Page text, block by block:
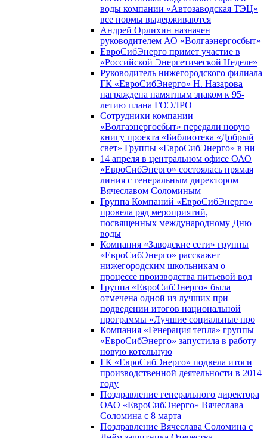
воды компании «Автозаводская ТЭЦ»
все нормы выдерживаются
Андрей Орлихин назначен
руководителем АО «Волгаэнергосбыт»
ЕвроСибЭнерго примет участие в
«Российской Энергетической Неделе»
Руководитель нижегородского филиала
ГК «ЕвроСибЭнерго» Н. Назарова
награждена памятным знаком к 95-
летию плана ГОЭЛРО
Сотрудники компании
«Волгаэнергосбыт» передали новую
книгу проекта «Библиотека «Добрый
свет» Группы «ЕвроСибЭнерго» в ни
14 апреля в центральном офисе ОАО
«ЕвроСибЭнерго» состоялась прямая
линия с генеральным директором
Вячеславом Соломиным
Группа Компаний «ЕвроСибЭнерго»
провела ряд мероприятий,
посвященных международному Дню
воды
Компания «Заводские сети» группы
«ЕвроСибЭнерго» расскажет
нижегородским школьникам о
процессе производства питьевой вод
Группа «ЕвроСибЭнерго» была
отмечена одной из лучших при
подведении итогов национальной
программы «Лучшие социальные про
Компания «Генерация тепла» группы
«ЕвроСибЭнерго» запустила в работу
новую котельную
ГК «ЕвроСибЭнерго» подвела итоги
производственной деятельности в 2014
году
Поздравление генерального директора
ОАО «ЕвроСибЭнерго» Вячеслава
Соломина с 8 марта
Поздравление Вячеслава Соломина с